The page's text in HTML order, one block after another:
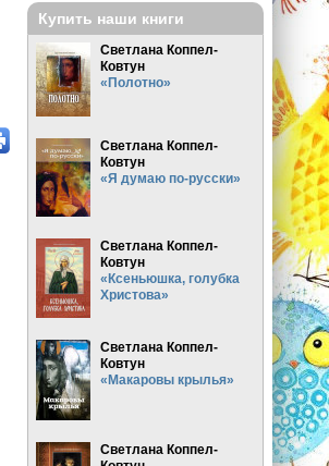
Купить наши книги
Светлана Коппел-
Ковтун
«Полотно»
Светлана Коппел-
Ковтун
«Я думаю по-русски»
Светлана Коппел-
Ковтун
«Ксеньюшка, голубка
Христова»
Светлана Коппел-
Ковтун
«Макаровы крылья»
Светлана Коппел-